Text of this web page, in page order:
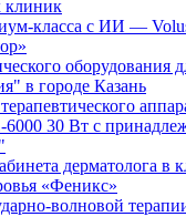
клиник
класса с ИИ —
оборудования
в городе Казань
30 Вт с
дерматолога в
«Феникс»
волновой